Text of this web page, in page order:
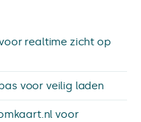
realtime zicht op
voor veilig laden
voor